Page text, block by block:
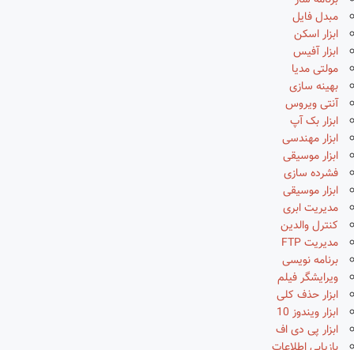
مبدل فایل
ابزار اسکن
ابزار آفیس
مولتی مدیا
بهینه سازی
آنتی ویروس
ابزار بک آپ
ابزار مهندسی
ابزار موسیقی
فشرده سازی
ابزار موسیقی
مدیریت ابری
کنترل والدین
مدیریت FTP
برنامه نویسی
ویرایشگر فیلم
ابزار حذف کلی
ابزار ویندوز 10
ابزار پی دی اف